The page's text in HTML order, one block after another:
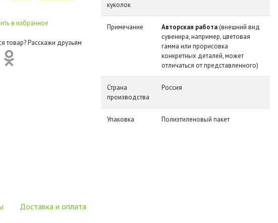
в избранное
товар? Расскажи друзьям
куколок
Примечание Авторская работа(внешний вид
сувенира, например, цветовая
гамма или прорисовка
конкретных деталей, может
отличаться от представленного)
Страна
производства
Россия
Упаковка Полиэтиленовый пакет
Доставка и оплата